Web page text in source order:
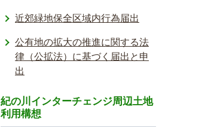
近郊緑地保全区域内行為届出
公有地の拡大の推進に関する法
律（公拡法）に基づく届出と申
出
紀の川インターチェンジ周辺土地
利用構想